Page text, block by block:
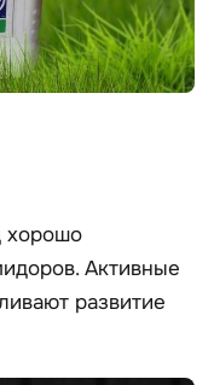
хорошо
Активные
развитие